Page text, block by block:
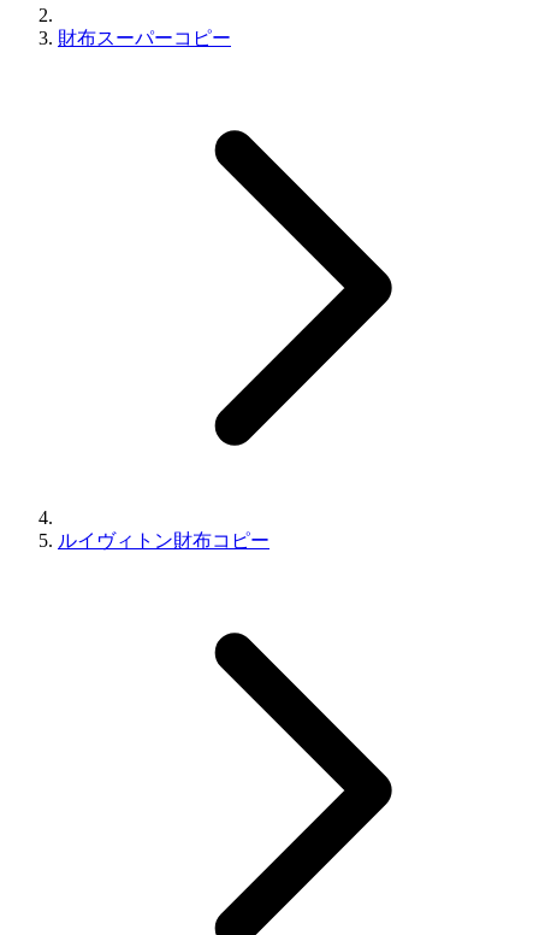
財布スーパーコピー
ルイヴィトン財布コピー